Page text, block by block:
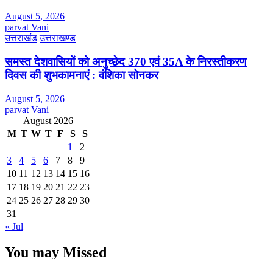
August 5, 2026
parvat Vani
उत्तराखंड उत्तराखण्ड
समस्त देशवासियों को अनुच्छेद 370 एवं 35A के निरस्तीकरण
दिवस की शुभकामनाएं : वंशिका सोनकर
August 5, 2026
parvat Vani
August 2026
M T W T F S
S
1
2
3
4 5 6 7 8
9
10 11 12 13 14 15 16
17 18 19 20 21 22 23
24 25 26 27 28 29 30
31
« Jul
You may Missed